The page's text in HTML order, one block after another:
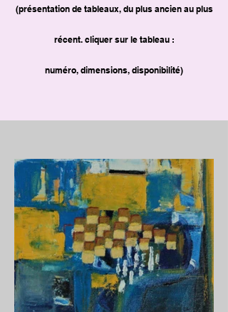
(présentation de tableaux, du plus ancien au plus
récent. cliquer sur le tableau :
numéro, dimensions, disponibilité)